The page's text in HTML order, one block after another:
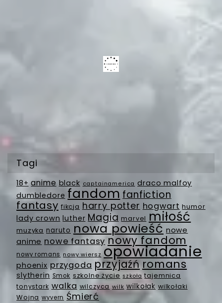
Tagi
18+ anime black captainamerica draco malfoy
dumbledore fandom fanfiction
fantasy fikcja harry potter hogwart humor
lady crown luther Magia marvel miłość
muzyka naruto nowa powieść nowe
anime nowe fantasy nowy fandom
nowy romans nowy wiersz opowiadanie
phoenix przygoda przyjaźń romans
slytherin Smok szkolne życie szkoła tajemnica
tonystark walka wilczyca wilk wilkołak wilkołaki
Wojna wyvern Śmierć